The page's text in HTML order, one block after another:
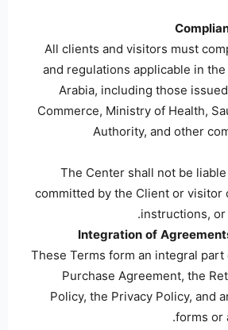
• All clients and visitors must
and regulations applicable in
Arabia, including those
Commerce, Ministry of Health,
Authority, and other
• The Center shall not be
committed by the Client or visitor
instructions, or
• These Terms form an integral
Purchase Agreement, the
Policy, the Privacy Policy, and
forms or